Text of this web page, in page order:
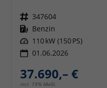
Fahrzeugnr. 347604
Kraftstoff Benzin
Leistung 110 kW (150 PS)
01.06.2026
37.690,– €
incl. 19% MwSt.